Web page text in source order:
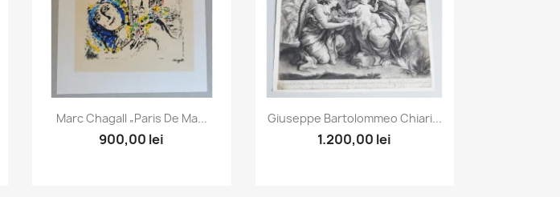
Vizualizare rapida
Marc Chagall „Paris De Ma...
900,00 lei
Vizualizare rapida
Giuseppe Bartolommeo Chiari...
1.200,00 lei